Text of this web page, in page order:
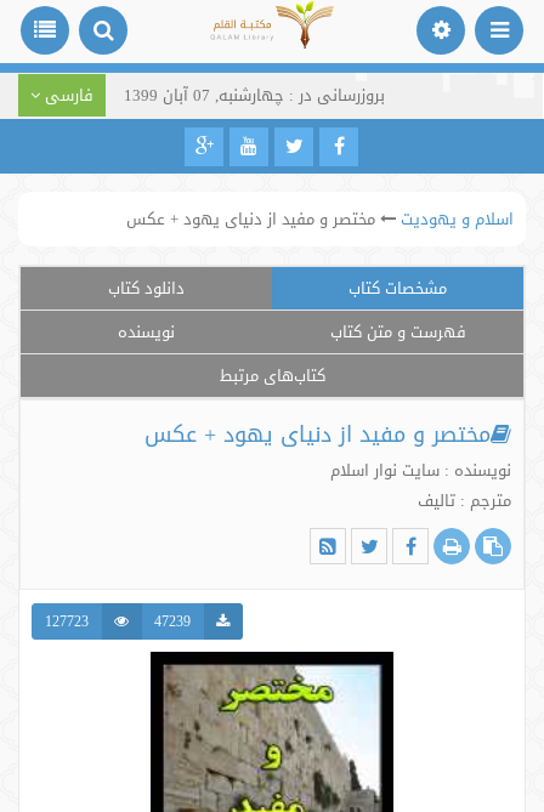
بروزرسانی در : چهارشنبه, 07 آبان 1399 فارسی
اسلام و یهودیت مختصر و مفید از دنیای یهود + عکس
مشخصات کتاب
دانلود کتاب
فهرست و متن کتاب
نویسنده
کتاب‌های مرتبط
مختصر و مفید از دنیای یهود + عکس
نویسنده : سایت نوار اسلام
مترجم : تالیف
47239
127723